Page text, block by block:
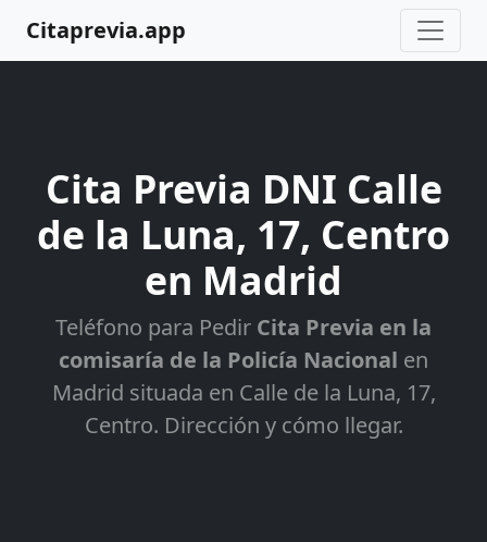
Citaprevia.app
Cita Previa DNI Calle
de la Luna, 17, Centro
en Madrid
Teléfono para Pedir Cita Previa en la
comisaría de la Policía Nacional en
Madrid situada en Calle de la Luna, 17,
Centro. Dirección y cómo llegar.